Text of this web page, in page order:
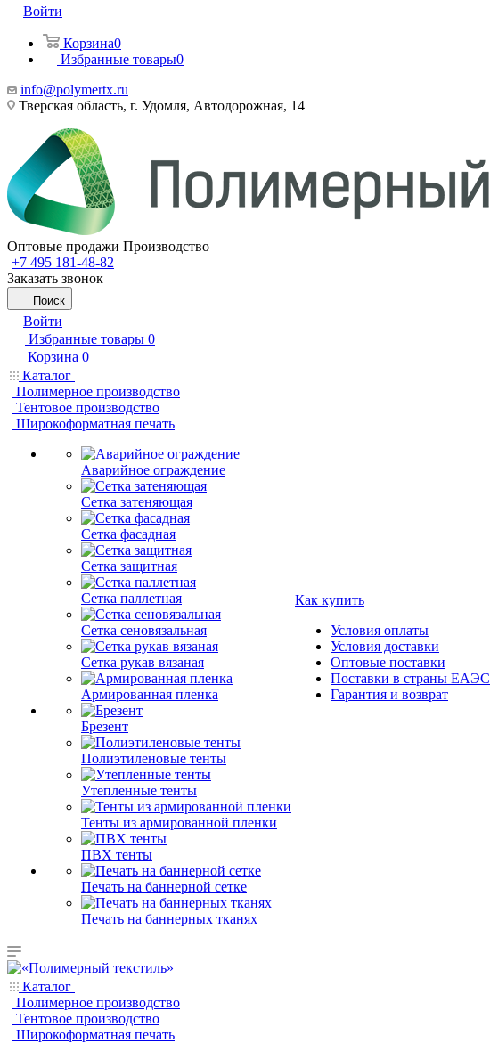
Войти
Корзина0
Избранные товары0
info@polymertx.ru
Тверская область, г. Удомля, Автодорожная, 14
Оптовые продажи Производство
+7 495 181-48-82
Заказать звонок
Поиск
Войти
Избранные товары 0
Корзина 0
Каталог
Полимерное производство
Тентовое производство
Широкоформатная печать
Аварийное ограждение
Сетка затеняющая
Сетка фасадная
Сетка защитная
Сетка паллетная
Сетка сеновязальная
Сетка рукав вязаная
Армированная пленка
Брезент
Полиэтиленовые тенты
Утепленные тенты
Тенты из армированной пленки
ПВХ тенты
Печать на баннерной сетке
Печать на баннерных тканях
Как купить
Условия оплаты
Условия доставки
Оптовые поставки
Поставки в страны ЕАЭС
Гарантия и возврат
Каталог
Полимерное производство
Тентовое производство
Широкоформатная печать